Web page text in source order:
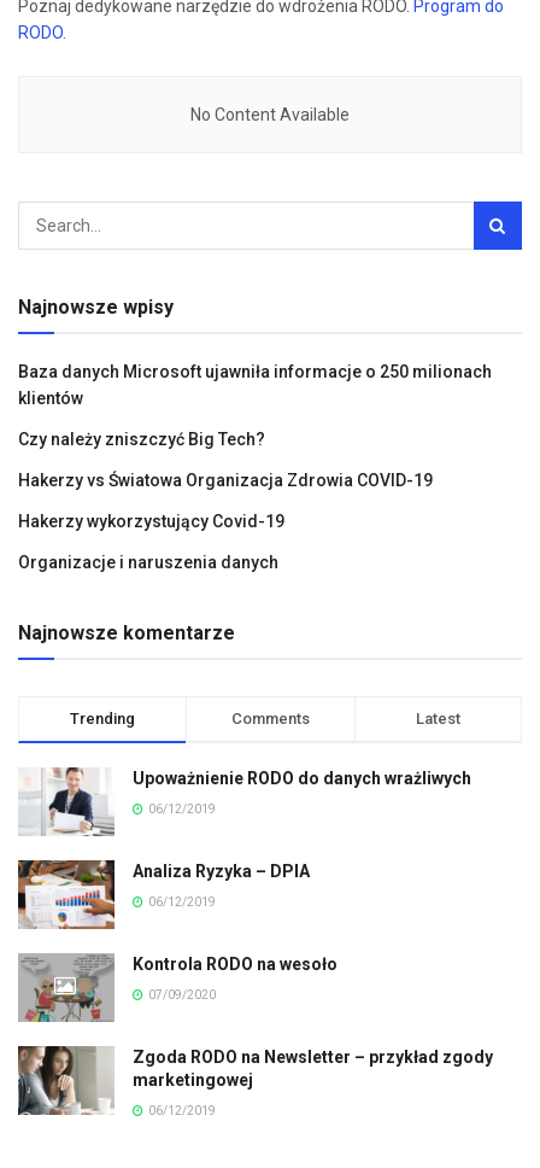
Poznaj dedykowane narzędzie do wdrożenia RODO. Program do
RODO
No Content Available
Najnowsze wpisy
Baza danych Microsoft ujawniła informacje o 250 milionach
klientów
Czy należy zniszczyć Big Tech?
Hakerzy vs Światowa Organizacja Zdrowia COVID-19
Hakerzy wykorzystujący Covid-19
Organizacje i naruszenia danych
Najnowsze komentarze
Trending Comments Latest
Upoważnienie RODO do danych wrażliwych
06/12/2019
Analiza Ryzyka – DPIA
06/12/2019
Kontrola RODO na wesoło
07/09/2020
Zgoda RODO na Newsletter – przykład zgody
marketingowej
06/12/2019